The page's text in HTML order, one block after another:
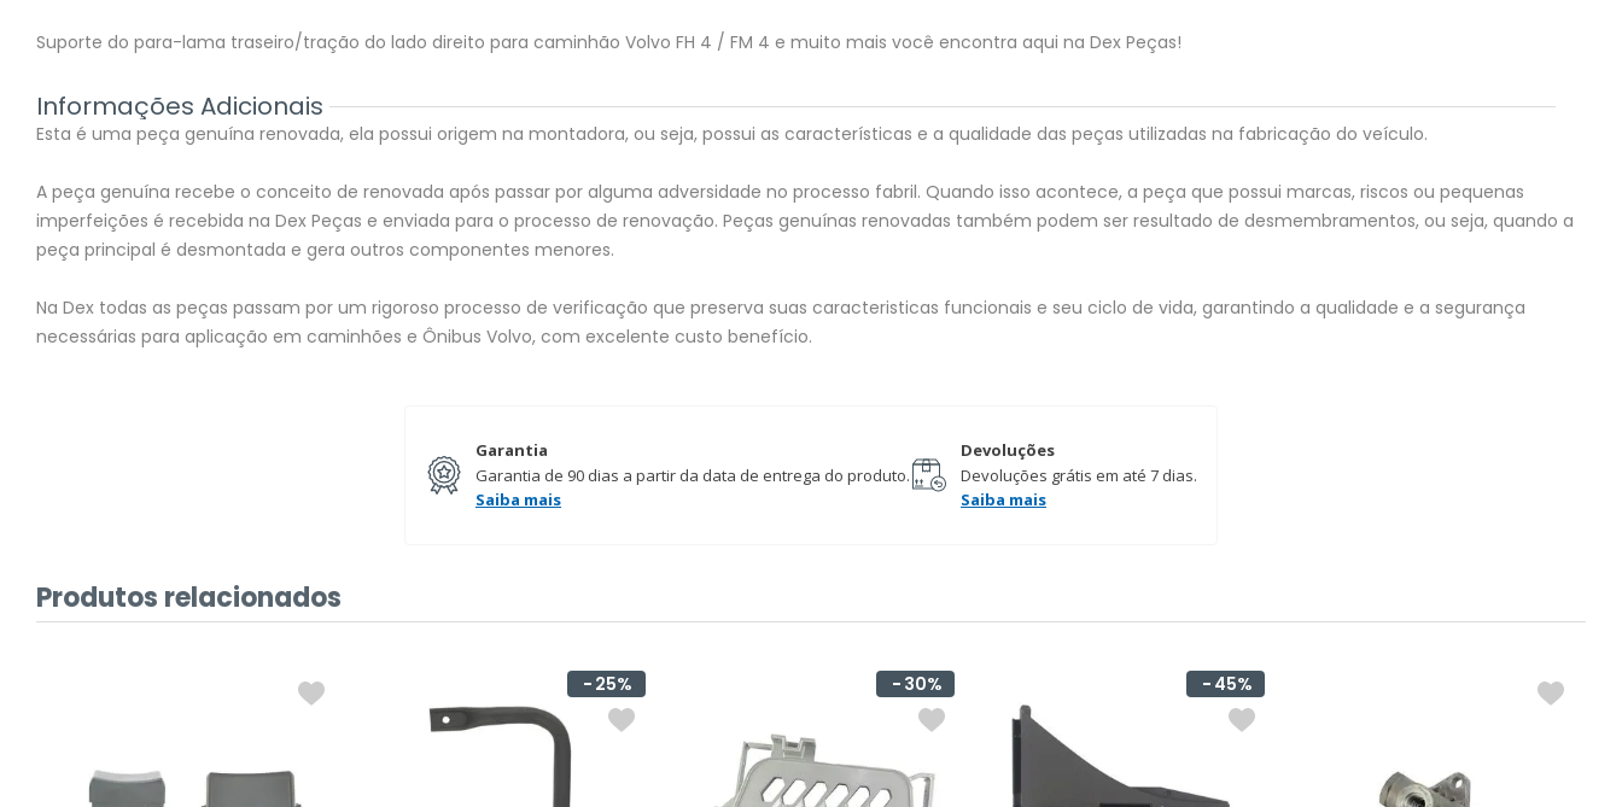
Suporte do para-lama traseiro/tração do lado direito para caminhão Volvo FH 4 / FM 4 e muito mais você encontra aqui na Dex Peças!
Informações Adicionais
Esta é uma peça genuína renovada, ela possui origem na montadora, ou seja, possui as características e a qualidade das peças utilizadas na fabricação do veículo.
A peça genuína recebe o conceito de renovada após passar por alguma adversidade no processo fabril. Quando isso acontece, a peça que possui marcas, riscos ou pequenas
imperfeições é recebida na Dex Peças e enviada para o processo de renovação. Peças genuínas renovadas também podem ser resultado de desmembramentos, ou seja, quando a
peça principal é desmontada e gera outros componentes menores.
Na Dex todas as peças passam por um rigoroso processo de verificação que preserva suas caracteristicas funcionais e seu ciclo de vida, garantindo a qualidade e a segurança
necessárias para aplicação em caminhões e Ônibus Volvo, com excelente custo benefício.
Garantia
Garantia de 90 dias a partir da data de entrega do produto.
Saiba mais
Devoluções
Devoluções grátis em até 7 dias.
Saiba mais
Produtos relacionados
25% 30% 45%